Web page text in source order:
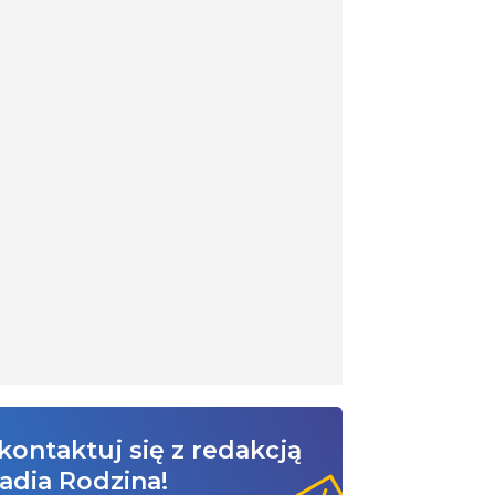
się z redakcją
Rodzina!